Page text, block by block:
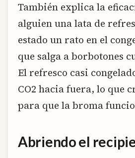
También explica la
alguien una lata de
estado un rato en el
que salga a borbotones
El refresco casi
CO2 hacia fuera, lo que
para que la broma
Abriendo el